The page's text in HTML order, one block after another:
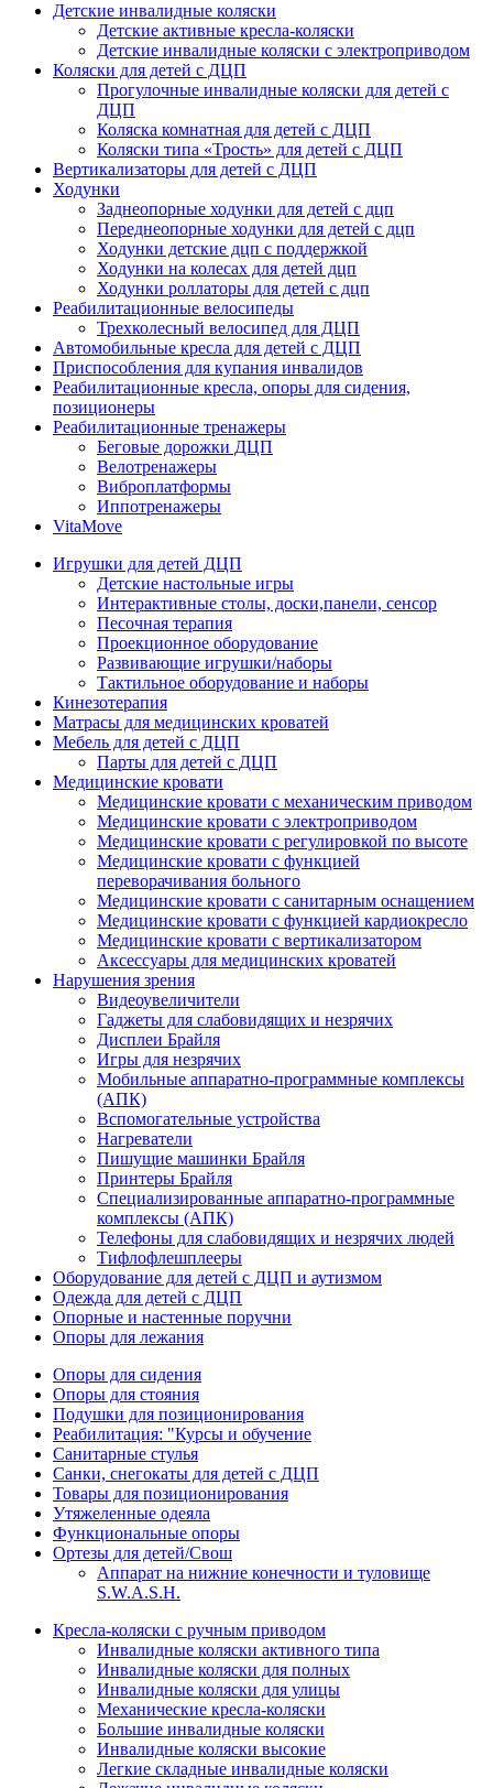
Детские инвалидные коляски
Детские активные кресла-коляски
Детские инвалидные коляски с электроприводом
Коляски для детей с ДЦП
Прогулочные инвалидные коляски для детей с
ДЦП
Коляска комнатная для детей с ДЦП
Коляски типа «Трость» для детей с ДЦП
Вертикализаторы для детей с ДЦП
Ходунки
Заднеопорные ходунки для детей с дцп
Переднеопорные ходунки для детей с дцп
Ходунки детские дцп с поддержкой
Ходунки на колесах для детей дцп
Ходунки роллаторы для детей с дцп
Реабилитационные велосипеды
Трехколесный велосипед для ДЦП
Автомобильные кресла для детей с ДЦП
Приспособления для купания инвалидов
Реабилитационные кресла, опоры для сидения,
позиционеры
Реабилитационные тренажеры
Беговые дорожки ДЦП
Велотренажеры
Виброплатформы
Иппотренажеры
VitaMove
Игрушки для детей ДЦП
Детские настольные игры
Интерактивные столы, доски,панели, сенсор
Песочная терапия
Проекционное оборудование
Развивающие игрушки/наборы
Тактильное оборудование и наборы
Кинезотерапия
Матрасы для медицинских кроватей
Мебель для детей с ДЦП
Парты для детей с ДЦП
Медицинские кровати
Медицинские кровати с механическим приводом
Медицинские кровати с электроприводом
Медицинские кровати с регулировкой по высоте
Медицинские кровати с функцией
переворачивания больного
Медицинские кровати с санитарным оснащением
Медицинские кровати с функцией кардиокресло
Медицинские кровати с вертикализатором
Аксессуары для медицинских кроватей
Нарушения зрения
Видеоувеличители
Гаджеты для слабовидящих и незрячих
Дисплеи Брайля
Игры для незрячих
Мобильные аппаратно-программные комплексы
(АПК)
Вспомогательные устройства
Нагреватели
Пишущие машинки Брайля
Принтеры Брайля
Специализированные аппаратно-программные
комплексы (АПК)
Телефоны для слабовидящих и незрячих людей
Тифлофлешплееры
Оборудование для детей с ДЦП и аутизмом
Одежда для детей с ДЦП
Опорные и настенные поручни
Опоры для лежания
Опоры для сидения
Опоры для стояния
Подушки для позиционирования
Реабилитация: "Курсы и обучение
Санитарные стулья
Санки, снегокаты для детей с ДЦП
Товары для позиционирования
Утяжеленные одеяла
Функциональные опоры
Ортезы для детей/Свош
Аппарат на нижние конечности и туловище
S.W.A.S.H.
Кресла-коляски с ручным приводом
Инвалидные коляски активного типа
Инвалидные коляски для полных
Инвалидные коляски для улицы
Механические кресла-коляски
Большие инвалидные коляски
Инвалидные коляски высокие
Легкие складные инвалидные коляски